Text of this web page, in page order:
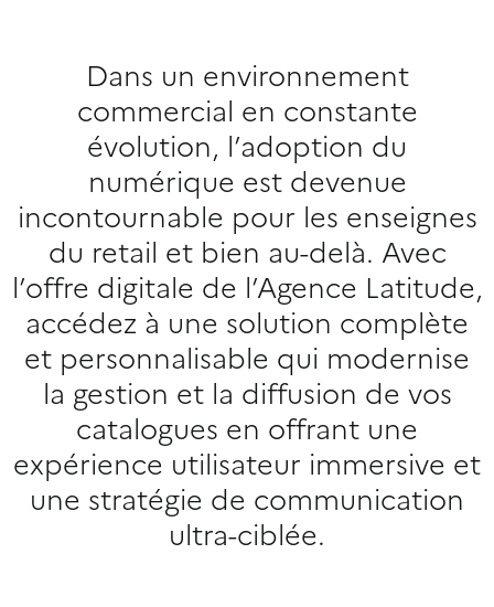
Dans un environnement
commercial en constante
évolution, l’adoption du
numérique est devenue
incontournable pour les enseignes
du retail et bien au-delà. Avec
l’offre digitale de l’Agence Latitude,
accédez à une solution complète
et personnalisable qui modernise
la gestion et la diffusion de vos
catalogues en offrant une
expérience utilisateur immersive et
une stratégie de communication
ultra-ciblée.